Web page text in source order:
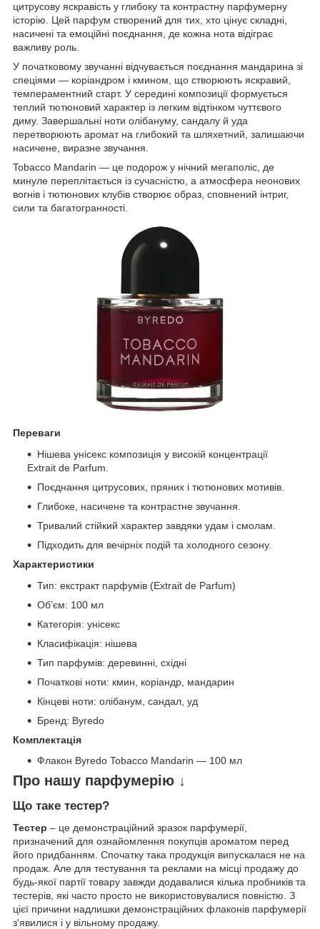
цитрусову яскравість у глибоку та контрастну парфумерну
історію. Цей парфум створений для тих, хто цінує складні,
насичені та емоційні поєднання, де кожна нота відіграє
важливу роль.
У початковому звучанні відчувається поєднання мандарина зі
спеціями — коріандром і кмином, що створюють яскравий,
темпераментний старт. У середині композиції формується
теплий тютюновий характер із легким відтінком чуттєвого
диму. Завершальні ноти олібануму, сандалу й уда
перетворюють аромат на глибокий та шляхетний, залишаючи
насичене, виразне звучання.
Tobacco Mandarin — це подорож у нічний мегаполіс, де
минуле переплітається із сучасністю, а атмосфера неонових
вогнів і тютюнових клубів створює образ, сповнений інтриг,
сили та багатогранності.
Переваги
Нішева унісекс композиція у високій концентрації
Extrait de Parfum.
Поєднання цитрусових, пряних і тютюнових мотивів.
Глибоке, насичене та контрастне звучання.
Тривалий стійкий характер завдяки удам і смолам.
Підходить для вечірніх подій та холодного сезону.
Характеристики
Тип: екстракт парфумів (Extrait de Parfum)
Об’єм: 100 мл
Категорія: унісекс
Класифікація: нішева
Тип парфумів: деревинні, східні
Початкові ноти: кмин, коріандр, мандарин
Кінцеві ноти: олібанум, сандал, уд
Бренд: Byredo
Комплектація
Флакон Byredo Tobacco Mandarin — 100 мл
Про нашу парфумерію ↓
Що таке тестер?
Тестер – це демонстраційний зразок парфумерії,
призначений для ознайомлення покупців ароматом перед
його придбанням. Спочатку така продукція випускалася не на
продаж. Але для тестування та реклами на місці продажу до
будь-якої партії товару завжди додавалися кілька пробників та
тестерів, які часто просто не використовувалися повністю. З
цієї причини надлишки демонстраційних флаконів парфумерії
з'явилися і у вільному продажу.